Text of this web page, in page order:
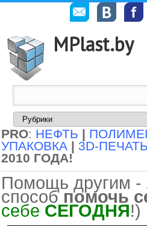
MPlast.by
PRO: НЕФТЬ |
УПАКОВКА | 3D-ПЕЧАТЬ
2010 ГОДА!
Помощь другим -
способ помочь
себе СЕГОДНЯ!)